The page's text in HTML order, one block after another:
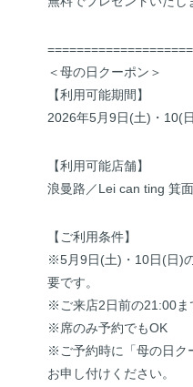
＜母の日クーポン＞
【利用可能期間】
2026年5月9日(土)・10(
【利用可能店舗】
浪曼路／Lei can ting 箕
【ご利用条件】
※5月9日(土)・10日(日)
要です。
※ご来店2日前の21:00ま
※席のみ予約でもOK
※ご予約時に「母の日ク
お申し付けください。